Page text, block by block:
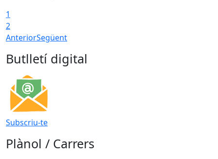
1
2
AnteriorSegüent
Butlletí digital
Subscriu-te
Plànol / Carrers